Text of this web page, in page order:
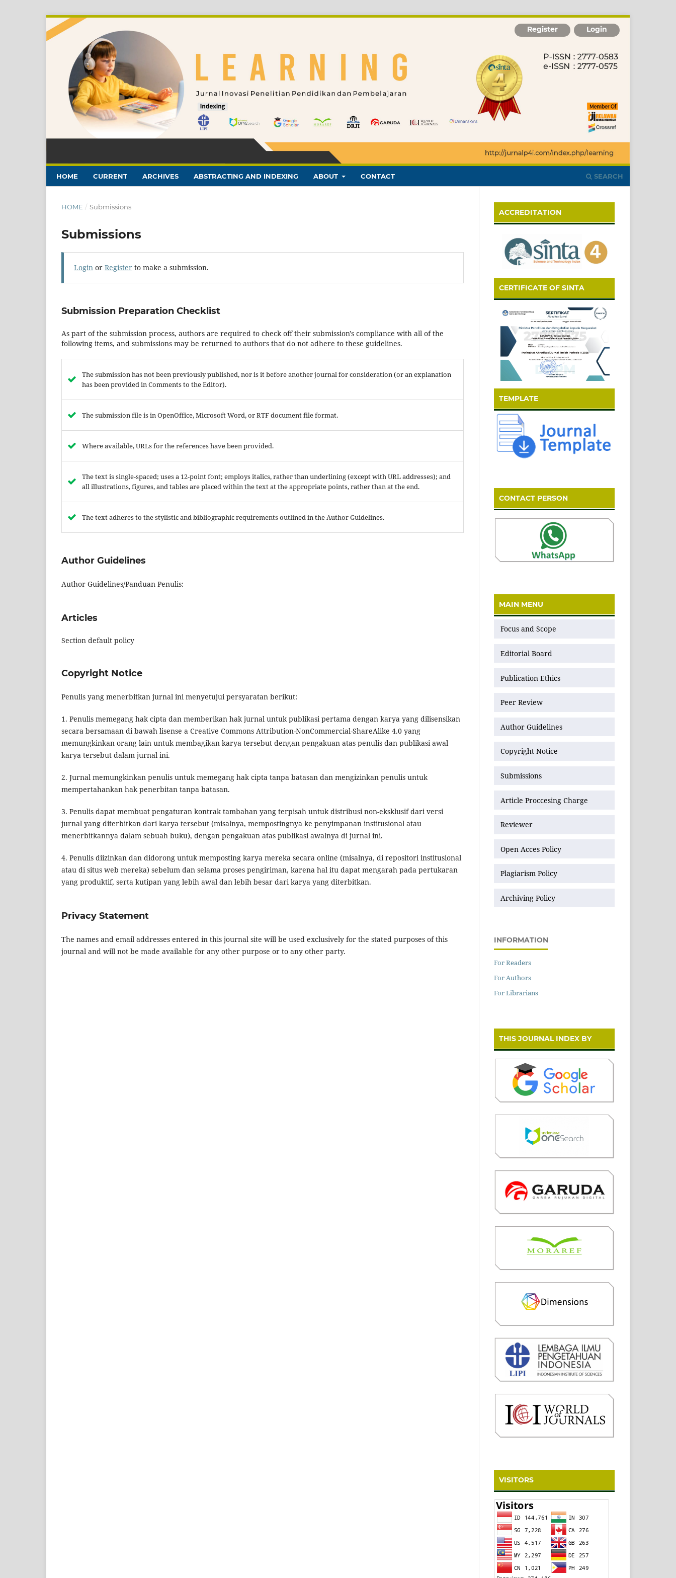
HOME CURRENT ARCHIVES ABSTRACTING AND INDEXING ABOUT CONTACT SEARCH
Register Login
HOME / Submissions
Submissions
Login or Register to make a submission.
Submission Preparation Checklist
As part of the submission process, authors are required to check off their submission's compliance with all of the
following items, and submissions may be returned to authors that do not adhere to these guidelines.
The submission has not been previously published, nor is it before another journal for consideration (or an explanation
has been provided in Comments to the Editor).
The submission file is in OpenOffice, Microsoft Word, or RTF document file format.
Where available, URLs for the references have been provided.
The text is single-spaced; uses a 12-point font; employs italics, rather than underlining (except with URL addresses); and
all illustrations, figures, and tables are placed within the text at the appropriate points, rather than at the end.
The text adheres to the stylistic and bibliographic requirements outlined in the Author Guidelines.
Author Guidelines
Author Guidelines/Panduan Penulis:
Articles
Section default policy
Copyright Notice
Penulis yang menerbitkan jurnal ini menyetujui persyaratan berikut:
1. Penulis memegang hak cipta dan memberikan hak jurnal untuk publikasi pertama dengan karya yang dilisensikan
secara bersamaan di bawah lisense a Creative Commons Attribution-NonCommercial-ShareAlike 4.0 yang
memungkinkan orang lain untuk membagikan karya tersebut dengan pengakuan atas penulis dan publikasi awal
karya tersebut dalam jurnal ini.
2. Jurnal memungkinkan penulis untuk memegang hak cipta tanpa batasan dan mengizinkan penulis untuk
mempertahankan hak penerbitan tanpa batasan.
3. Penulis dapat membuat pengaturan kontrak tambahan yang terpisah untuk distribusi non-eksklusif dari versi
jurnal yang diterbitkan dari karya tersebut (misalnya, mempostingnya ke penyimpanan institusional atau
menerbitkannya dalam sebuah buku), dengan pengakuan atas publikasi awalnya di jurnal ini.
4. Penulis diizinkan dan didorong untuk memposting karya mereka secara online (misalnya, di repositori institusional
atau di situs web mereka) sebelum dan selama proses pengiriman, karena hal itu dapat mengarah pada pertukaran
yang produktif, serta kutipan yang lebih awal dan lebih besar dari karya yang diterbitkan.
Privacy Statement
The names and email addresses entered in this journal site will be used exclusively for the stated purposes of this
journal and will not be made available for any other purpose or to any other party.
ACCREDITATION
CERTIFICATE OF SINTA
TEMPLATE
CONTACT PERSON
MAIN MENU
Focus and Scope
Editorial Board
Publication Ethics
Peer Review
Author Guidelines
Copyright Notice
Submissions
Article Proccesing Charge
Reviewer
Open Acces Policy
Plagiarism Policy
Archiving Policy
INFORMATION
For Readers
For Authors
For Librarians
THIS JOURNAL INDEX BY
VISITORS